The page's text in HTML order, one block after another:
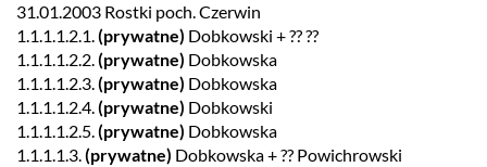
31.01.2003 Rostki poch. Czerwin
1.1.1.1.2.1.(prywatne) Dobkowski + ?? ??
1.1.1.1.2.2.(prywatne) Dobkowska
1.1.1.1.2.3.(prywatne) Dobkowska
1.1.1.1.2.4.(prywatne) Dobkowski
1.1.1.1.2.5.(prywatne) Dobkowska
1.1.1.1.3.(prywatne) Dobkowska + ?? Powichrowski